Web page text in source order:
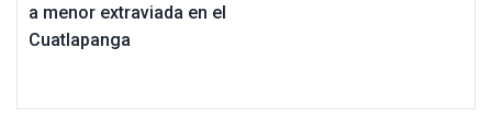
a menor extraviada en el
Cuatlapanga